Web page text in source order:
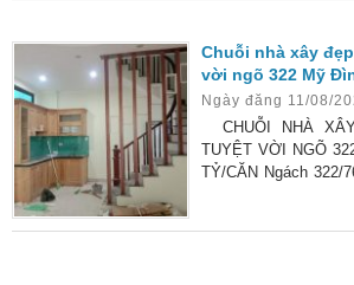
Chuỗi nhà xây
vời ngõ 322 Mỹ
Ngày đăng 11/08/
CHUỖI NHÀ
TUYỆT VỜI NGÕ
TỶ/CĂN Ngách 322/